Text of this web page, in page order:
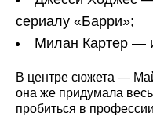
сериалу «Барри»;
Милан Картер —
В центре сюжета —
она же придумала
пробиться в